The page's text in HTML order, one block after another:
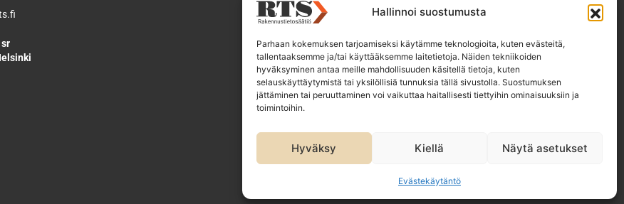
Hallinnoi suostumusta
Parhaan kokemuksen tarjoamiseksi käytämme teknologioita, kuten evästeitä,
tallentaaksemme ja/tai käyttääksemme laitetietoja. Näiden tekniikoiden
hyväksyminen antaa meille mahdollisuuden käsitellä tietoja, kuten
selauskäyttäytymistä tai yksilöllisiä tunnuksia tällä sivustolla. Suostumuksen
jättäminen tai peruuttaminen voi vaikuttaa haitallisesti tiettyihin ominaisuuksiin ja
toimintoihin.
Hyväksy Kiellä Näytä asetukset
Evästekäytäntö
Tilaa uutiskirje
RTS-konsernin yhtiöt:
Rakennustieto Oy
Rakennustietomalli Oy